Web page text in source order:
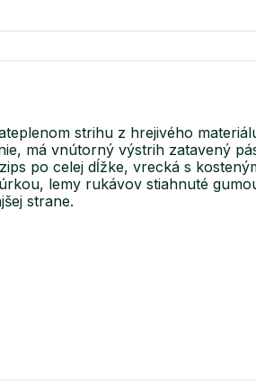
strihu z hrejivého
má vnútorný výstrih zatavený
po celej dĺžke, vrecká s
lemy rukávov stiahnuté
strane.